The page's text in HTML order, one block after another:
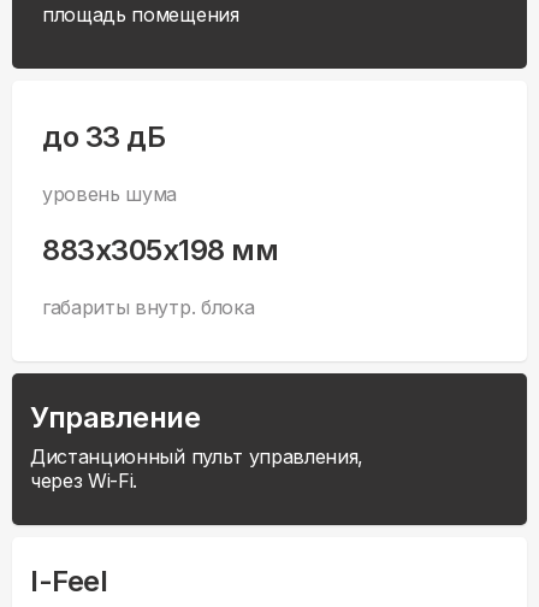
площадь помещения
до 33 дБ
уровень шума
883x305x198 мм
габариты внутр. блока
Управление
Дистанционный пульт управления,
через Wi-Fi.
I-Feel